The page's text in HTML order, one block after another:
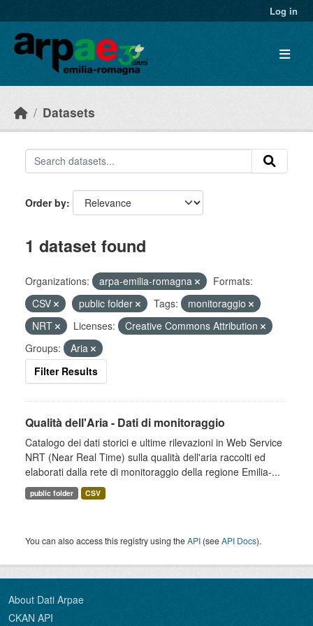
Log in
Datasets
Order by
1 dataset found
Organizations: arpa-emilia-romagna
Formats:
CSV
public folder Tags:
monitoraggio
NRT
Licenses:
Creative Commons Attribution
Groups:
Aria
Filter Results
Qualità dell'Aria - Dati di monitoraggio
Catalogo dei dati storici e ultime rilevazioni in Web Service
NRT (Near Real Time) sulla qualità dell'aria raccolti ed
elaborati dalla rete di monitoraggio della regione Emilia-...
public folder CSV
You can also access this registry using theAPI (seeAPI Docs).
About Dati Arpae
CKAN API